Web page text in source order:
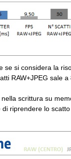
se si considera la
RAW+JPEG sale
scrittura su
riprendere lo